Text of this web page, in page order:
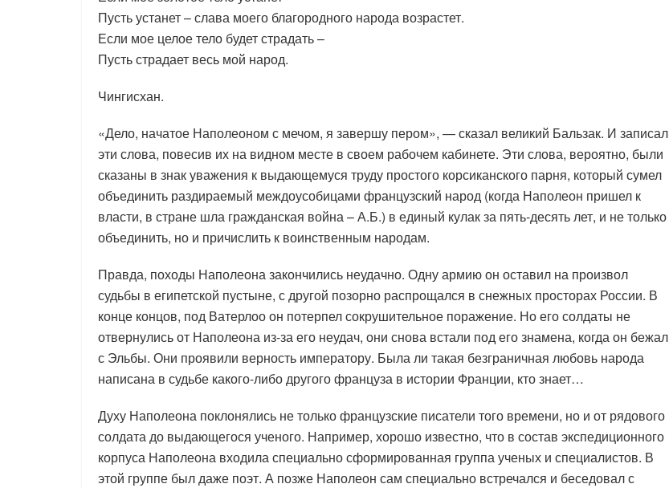
Пусть устанет – слава моего благородного народа возрастет.
Если мое целое тело будет страдать –
Пусть страдает весь мой народ.
Чингисхан.
«Дело, начатое Наполеоном с мечом, я завершу пером», — сказал великий Бальзак. И записал
эти слова, повесив их на видном месте в своем рабочем кабинете. Эти слова, вероятно, были
сказаны в знак уважения к выдающемуся труду простого корсиканского парня, который сумел
объединить раздираемый междоусобицами французский народ (когда Наполеон пришел к
власти, в стране шла гражданская война – А.Б.) в единый кулак за пять-десять лет, и не только
объединить, но и причислить к воинственным народам.
Правда, походы Наполеона закончились неудачно. Одну армию он оставил на произвол
судьбы в египетской пустыне, с другой позорно распрощался в снежных просторах России. В
конце концов, под Ватерлоо он потерпел сокрушительное поражение. Но его солдаты не
отвернулись от Наполеона из-за его неудач, они снова встали под его знамена, когда он бежал
с Эльбы. Они проявили верность императору. Была ли такая безграничная любовь народа
написана в судьбе какого-либо другого француза в истории Франции, кто знает…
Духу Наполеона поклонялись не только французские писатели того времени, но и от рядового
солдата до выдающегося ученого. Например, хорошо известно, что в состав экспедиционного
корпуса Наполеона входила специально сформированная группа ученых и специалистов. В
этой группе был даже поэт. А позже Наполеон сам специально встречался и беседовал с